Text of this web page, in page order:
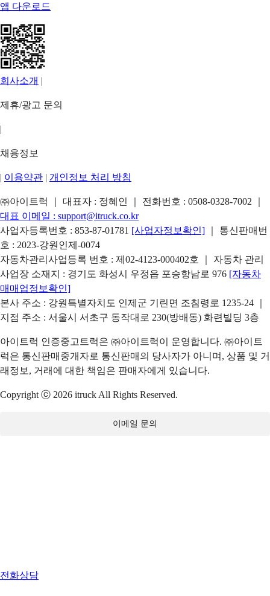
앱 다운로드
회사소개 |
제휴/광고 문의
|
채용정보
| 이용약관 | 개인정보 처리 방침
㈜아이트럭 ｜ 대표자 : 정혜인 ｜ 전화번호 : 0508-0328-7002
대표 이메일 : support@itruck.co.kr
사업자등록번호 : 853-87-01781 [사업자정보확인]
｜ 통신판매번
호 : 2023-강원인제-0074
자동차관리사업등록 번호 : 제02-4123-000402호 ｜ 자동차 관리
사업장 소재지 : 경기도 화성시 우정읍 포승항남로 976 [자동차
매매업정보확인]
본사 주소 : 강원특별자치도 인제군 기린면 조침령로 1235-24 ｜
지점 주소 : 서울시 서초구 동작대로 230(방배동) 화련빌딩 3층
아이트럭 인증중고트럭은 ㈜아이트럭이 운영합니다. ㈜아이트
럭은 통신판매중개자로 통신판매의 당사자가 아니며, 상품 및 거
래정보, 거래에 대한 책임은 판매자에게 있습니다.
Copyright ⓒ 2026 itruck All Rights Reserved.
이메일 문의
전화상담